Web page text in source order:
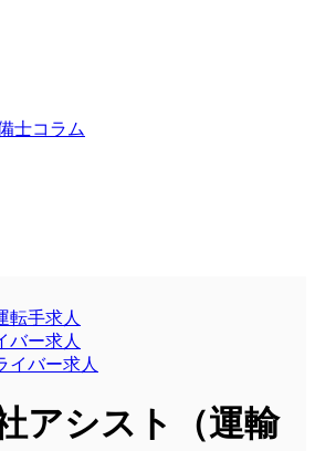
士コラム
転手求人
バー求人
イバー求人
アシスト（運輸